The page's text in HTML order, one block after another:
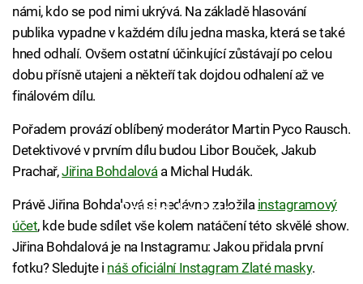
námi, kdo se pod nimi ukrývá. Na základě hlasování
publika vypadne v každém dílu jedna maska, která se také
hned odhalí. Ovšem ostatní účinkující zůstávají po celou
dobu přísně utajeni a někteří tak dojdou odhalení až ve
finálovém dílu.
Pořadem provází oblíbený moderátor Martin Pyco Rausch.
Detektivové v prvním dílu budou Libor Bouček, Jakub
Prachař,Jiřina Bohdalováa Michal Hudák.
Failed to fetch
Právě Jiřina Bohdalová si nedávno založila instagramový
účet, kde bude sdílet vše kolem natáčení této skvělé show.
Jiřina Bohdalová je na Instagramu: Jakou přidala první
fotku? Sledujte i náš oficiální Instagram Zlaté masky.